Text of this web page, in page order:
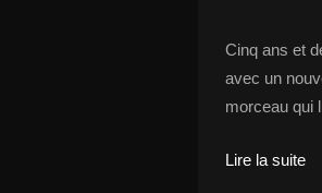
Cinq ans et
avec un
morceau qui
Lire la suite